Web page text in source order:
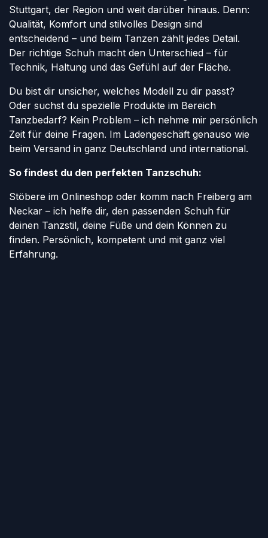
Stuttgart, der Region und weit darüber hinaus. Denn:
Qualität, Komfort und stilvolles Design sind
entscheidend – und beim Tanzen zählt jedes Detail.
Der richtige Schuh macht den Unterschied – für
Technik, Haltung und das Gefühl auf der Fläche.
Du bist dir unsicher, welches Modell zu dir passt?
Oder suchst du spezielle Produkte im Bereich
Tanzbedarf? Kein Problem – ich nehme mir persönlich
Zeit für deine Fragen. Im Ladengeschäft genauso wie
beim Versand in ganz Deutschland und international.
So findest du den perfekten Tanzschuh:
Stöbere im Onlineshop oder komm nach Freiberg am
Neckar – ich helfe dir, den passenden Schuh für
deinen Tanzstil, deine Füße und dein Können zu
finden. Persönlich, kompetent und mit ganz viel
Erfahrung.